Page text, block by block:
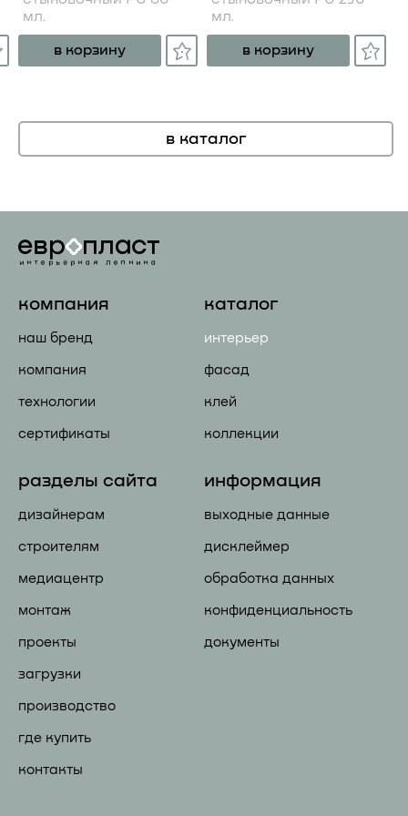
мл.
в корзину
мл.
в корзину
в каталог
компания
наш бренд
компания
технологии
сертификаты
каталог
интерьер
фасад
клей
коллекции
разделы сайта
дизайнерам
строителям
медиацентр
монтаж
проекты
загрузки
производство
где купить
контакты
информация
выходные данные
дисклеймер
обработка данных
конфиденциальность
документы